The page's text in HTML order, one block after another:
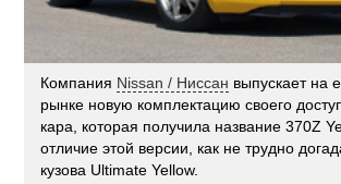
Компания Nissan / Ниссан выпускает на
рынке новую комплектацию своего
кара, которая получила название 370Z
отличие этой версии, как не трудно
кузова Ultimate Yellow.